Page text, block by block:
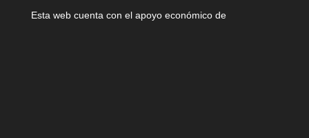
Esta web cuenta con el apoyo económico de